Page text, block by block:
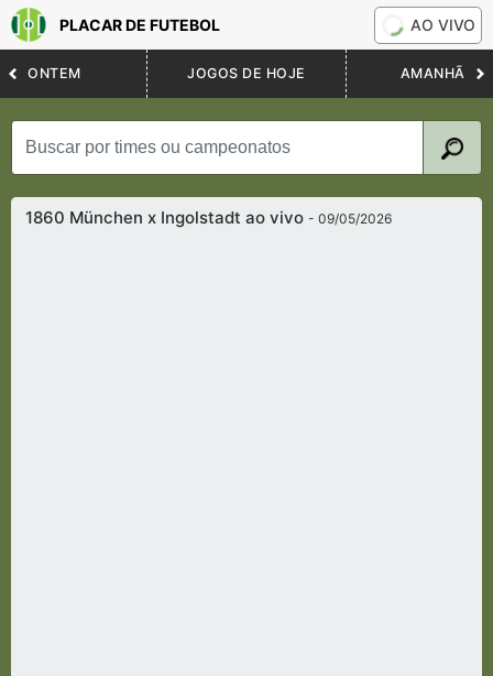
PLACAR DE FUTEBOL AO VIVO
ONTEM JOGOS DE HOJE AMANHÃ
1860 München x Ingolstadt ao vivo- 09/05/2026